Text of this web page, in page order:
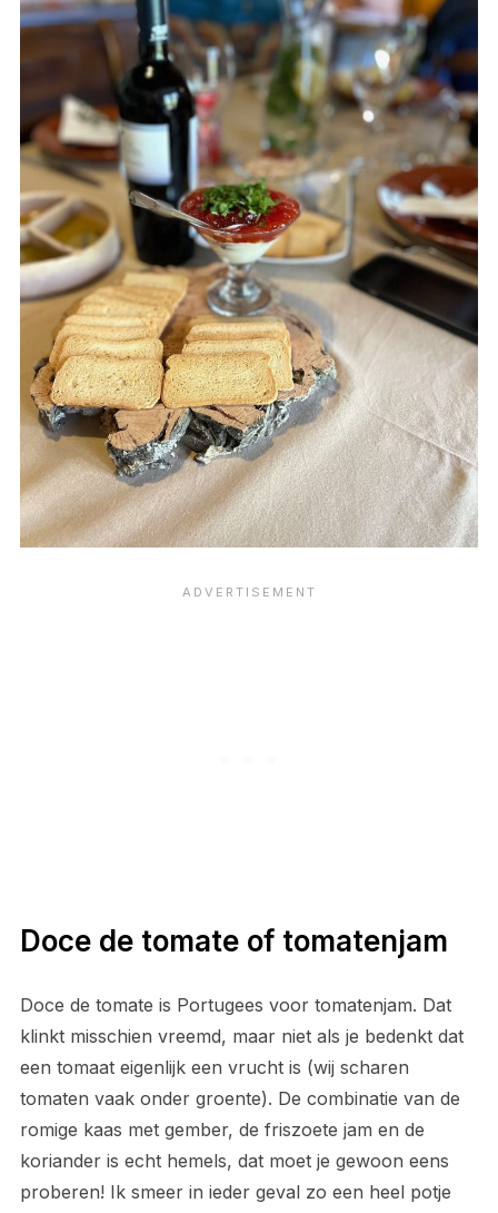
Doce de tomate of tomatenjam
Doce de tomate is Portugees voor tomatenjam. Dat
klinkt misschien vreemd, maar niet als je bedenkt dat
een tomaat eigenlijk een vrucht is (wij scharen
tomaten vaak onder groente). De combinatie van de
romige kaas met gember, de friszoete jam en de
koriander is echt hemels, dat moet je gewoon eens
proberen! Ik smeer in ieder geval zo een heel potje